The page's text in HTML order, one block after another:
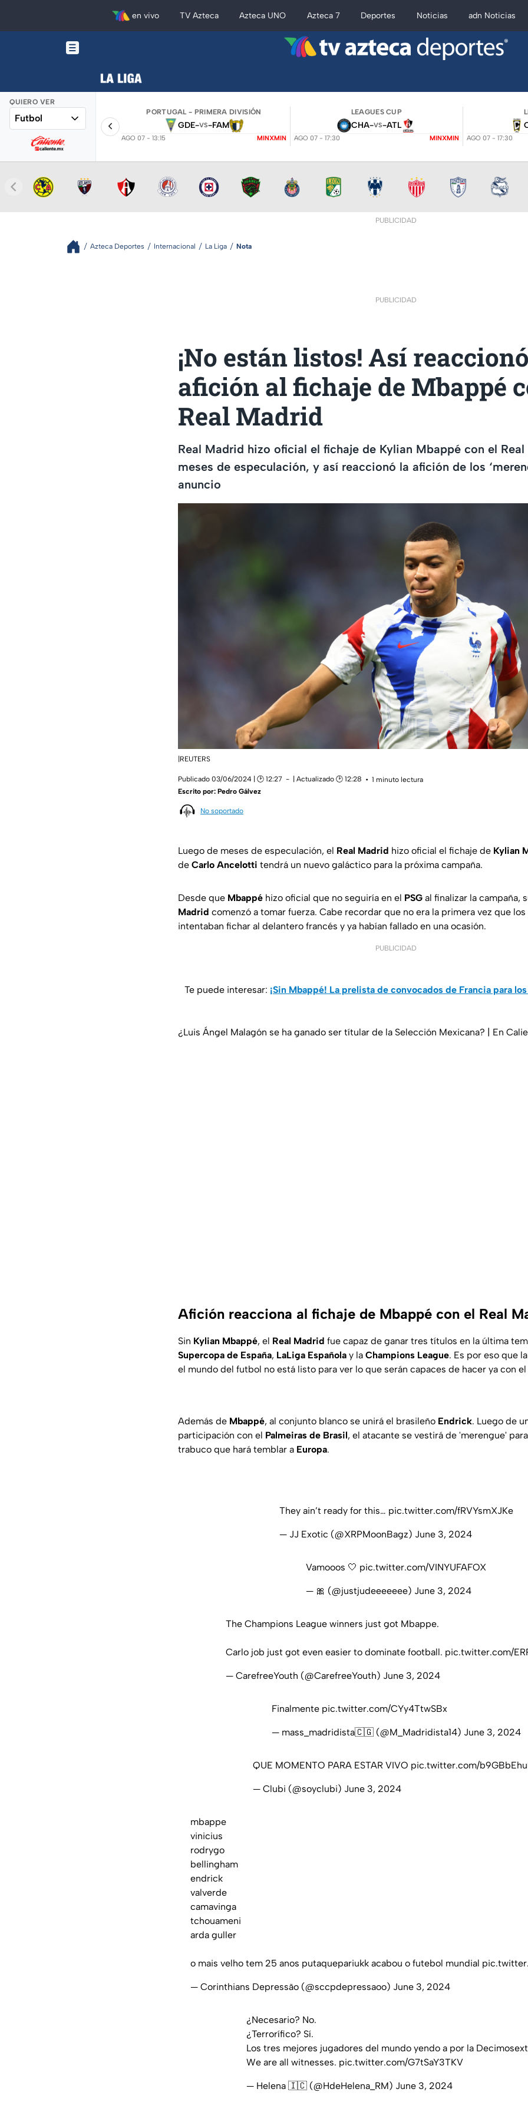
en vivo TV Azteca Azteca UNO Azteca 7 Deportes Noticias adn Noticias
QUIERO VER
Futbol
PORTUGAL - PRIMERA DIVISIÓN
GDE-VS-FAM
AGO 07 - 13:15 MINXMIN
LEAGUES CUP
CHA-VS-ATL
AGO 07 - 17:30 MINXMIN AGO 07 - 17:30
PUBLICIDAD
Azteca Deportes Internacional La Liga Nota
PUBLICIDAD
¡No están listos! Así
afición al fichaje de Mbappé
Real Madrid
Real Madrid hizo oficial el fichaje de Kylian Mbappé con el
meses de especulación, y así reaccionó la afición de los
anuncio
|REUTERS
Publicado 03/06/2024 | 🕑 12:27 | Actualizado 🕑 12:28
1 minuto lectura
Escrito por: Pedro Gálvez
No soportado
Luego de meses de especulación, el Real Madrid hizo oficial el fichaje de Kylian
de Carlo Ancelotti tendrá un nuevo galáctico para la próxima campaña.
Desde que Mbappé hizo oficial que no seguiría en el PSG al finalizar la campaña,
Madrid comenzó a tomar fuerza. Cabe recordar que no era la primera vez que
intentaban fichar al delantero francés y ya habían fallado en una ocasión.
PUBLICIDAD
Te puede interesar: ¡Sin Mbappé! La prelista de convocados de Francia para
¿Luis Ángel Malagón se ha ganado ser títular de la Selección Mexicana? | En
Afición reacciona al fichaje de Mbappé con el Real
Sin Kylian Mbappé, el Real Madrid fue capaz de ganar tres títulos en la última
Supercopa de España, LaLiga Española y la Champions League. Es por eso que
el mundo del futbol no está listo para ver lo que serán capaces de hacer ya con
Además de Mbappé, al conjunto blanco se unirá el brasileño Endrick. Luego de
participación con el Palmeiras de Brasil, el atacante se vestirá de 'merengue'
trabuco que hará temblar a Europa.
They ain’t ready for this… pic.twitter.com/fRVYsmXJKe
— JJ Exotic (@XRPMoonBagz) June 3, 2024
Vamooos 🤍 pic.twitter.com/VINYUFAFOX
— 🎀 (@justjudeeeeeee) June 3, 2024
The Champions League winners just got Mbappe.
Carlo job just got even easier to dominate football. pic.twitter.com/
— CarefreeYouth (@CarefreeYouth) June 3, 2024
Finalmente pic.twitter.com/CYy4TtwSBx
— mass_madridista🇨🇬 (@M_Madridista14) June 3, 2024
QUE MOMENTO PARA ESTAR VIVO pic.twitter.com/
— Clubi (@soyclubi) June 3, 2024
mbappe
vinicius
rodrygo
bellingham
endrick
valverde
camavinga
tchouameni
arda guller
o mais velho tem 25 anos putaquepariukk acabou o futebol mundial
— Corinthians Depressão (@sccpdepressaoo) June 3, 2024
¿Necesario? No.
¿Terrorífico? Sí.
Los tres mejores jugadores del mundo yendo a por la
We are all witnesses. pic.twitter.com/G7tSaY3TKV
— Helena 🇮🇨 (@HdeHelena_RM) June 3, 2024